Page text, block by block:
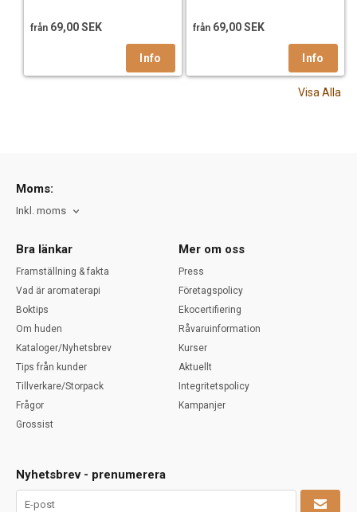
från 69,00 SEK från 69,00 SEK
Visa Alla
Moms:
Inkl. moms
Bra länkar
Framställning & fakta
Vad är aromaterapi
Boktips
Om huden
Kataloger/Nyhetsbrev
Tips från kunder
Tillverkare/Storpack
Frågor
Grossist
Mer om oss
Press
Företagspolicy
Ekocertifiering
Råvaruinformation
Kurser
Aktuellt
Integritetspolicy
Kampanjer
Nyhetsbrev - prenumerera